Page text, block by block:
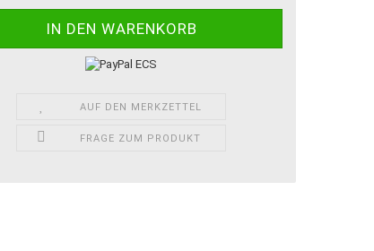
AUF DEN MERKZETTEL
FRAGE ZUM PRODUKT